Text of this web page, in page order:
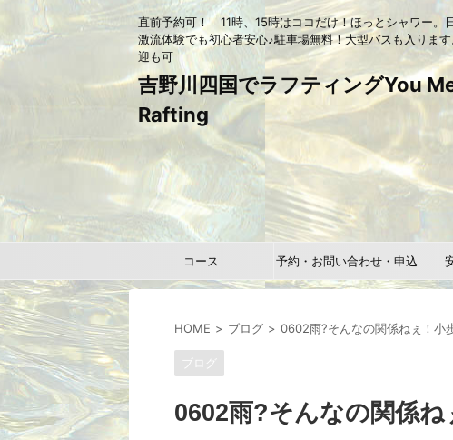
直前予約可！ 11時、15時はココだけ！ほっとシャワー。
激流体験でも初心者安心♪駐車場無料！大型バスも入ります
迎も可
吉野川四国でラフティングYou
Rafting
コース 予約・お問い合わせ・申込
HOME ブログ 0602雨?そんなの関係ねぇ！小
ブログ
0602雨?そんなの関係